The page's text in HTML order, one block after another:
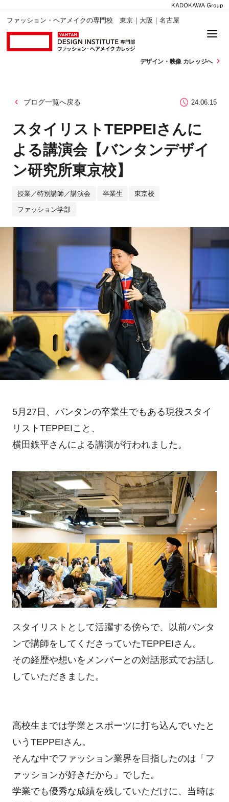
ファッション・ヘアメイクの専門校 東京｜大阪｜名古屋
デザイン・ 映像 カレッジへ
ブログ一覧へ戻る 24.06.15
スタイリストTEPPEIさんに
よる講演会【バンタンデザイ
ン研究所東京校】
授業／特別講師／講演会 卒業生 東京校
ファッション学部
5月27日、バンタンの卒業生でもある現役スタイ
リストTEPPEIこと、
横田鉄平さんによる講演が行われました。
スタイリストとして活躍する傍らで、以前バンタ
ンで講師をしてくださっていたTEPPEIさん。
その経歴や想いをメンバーとの対話形式でお話し
していただきました。
高校生までは学業とスポーツに打ち込んでいたと
いうTEPPEIさん。
そんな中でファッション業界を目指したのは「フ
ァッションが好きだから」でした。
学業でも優秀な成績を残していただけに、当時は